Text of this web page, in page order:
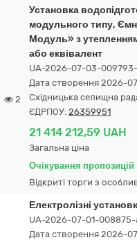
2
Установка
модульного типу,
Модуль» з утепленням
або еквівалент
UA-2026-07-03-
Дата створення 2026-
Східницька селищна
ЄДРПОУ: 26359951
21 414 212,59 UAH
Загальна ціна
Очікування пропозицій
Відкриті торги з
Електролізні
UA-2026-07-01-008875-
Дата створення 2026-